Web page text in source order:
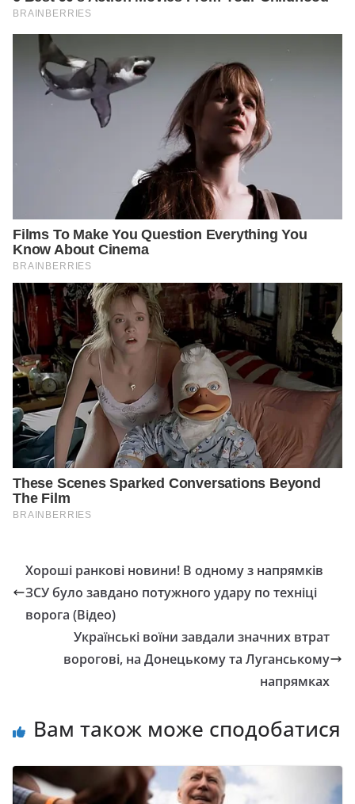
Хороші ранкові новини! В одному з напрямків
ЗСУ було завдано потужного удару по техніці
ворога (Відео)
Українські воїни завдали значних втрат
ворогові, на Донецькому та Луганському
напрямках
Вам також може сподобатися